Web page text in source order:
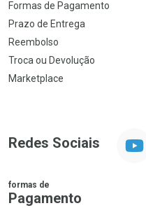
Formas de Pagamento
Prazo de Entrega
Reembolso
Troca ou Devolução
Marketplace
Redes Sociais
formas de
Pagamento